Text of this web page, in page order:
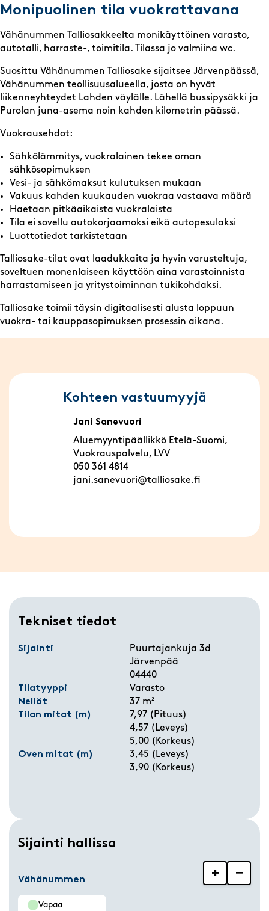
Monipuolinen tila vuokrattavana
Vähänummen Talliosakkeelta monikäyttöinen varasto,
autotalli, harraste-, toimitila. Tilassa jo valmiina wc.
Suosittu Vähänummen Talliosake sijaitsee Järvenpäässä,
Vähänummen teollisuusalueella, josta on hyvät
liikenneyhteydet Lahden väylälle. Lähellä bussipysäkki ja
Purolan juna-asema noin kahden kilometrin päässä.
Vuokrausehdot:
Sähkölämmitys, vuokralainen tekee oman
sähkösopimuksen
Vesi- ja sähkömaksut kulutuksen mukaan
Vakuus kahden kuukauden vuokraa vastaava määrä
Haetaan pitkäaikaista vuokralaista
Tila ei sovellu autokorjaamoksi eikä autopesulaksi
Luottotiedot tarkistetaan
Talliosake-tilat ovat laadukkaita ja hyvin varusteltuja,
soveltuen monenlaiseen käyttöön aina varastoinnista
harrastamiseen ja yritystoiminnan tukikohdaksi.
Talliosake toimii täysin digitaalisesti alusta loppuun
vuokra- tai kauppasopimuksen prosessin aikana.
Kohteen vastuumyyjä
Jani Sanevuori
Aluemyyntipäällikkö Etelä-Suomi,
Vuokrauspalvelu, LVV
050 361 4814
jani.sanevuori@talliosake.fi
Tekniset tiedot
Sijainti
Puurtajankuja 3d
Järvenpää
04440
Tilatyyppi
Varasto
Neliöt
37 m²
Tilan mitat (m)
7,97 (Pituus)
4,57 (Leveys)
5,00 (Korkeus)
Oven mitat (m)
3,45 (Leveys)
3,90 (Korkeus)
Sijainti hallissa
Vähänummen + −
Vapaa